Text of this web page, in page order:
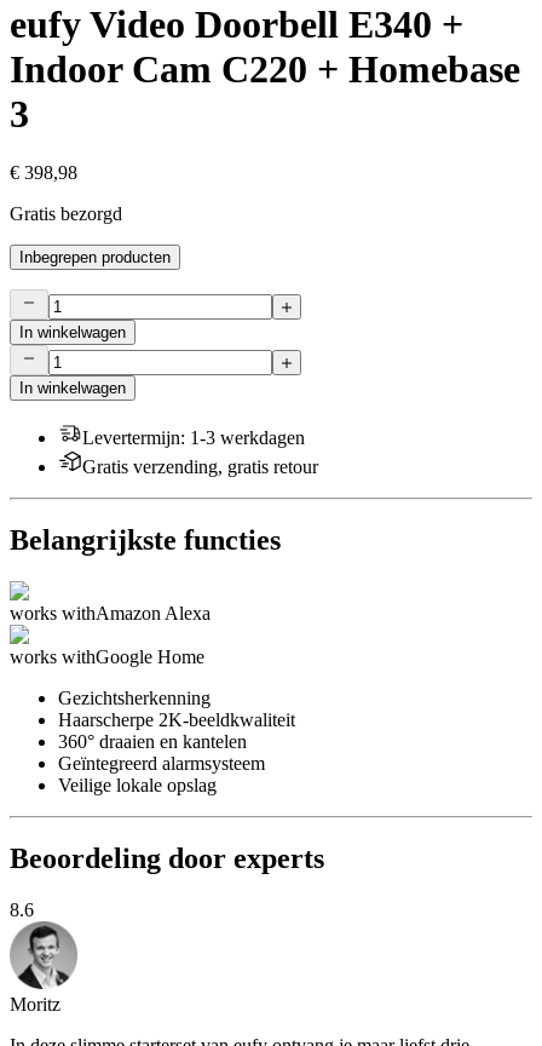
eufy Video Doorbell E340 +
Indoor Cam C220 + Homebase
3
€ 398,98
Gratis bezorgd
Inbegrepen producten
In winkelwagen
In winkelwagen
Levertermijn: 1-3 werkdagen
Gratis verzending, gratis retour
Belangrijkste functies
works withAmazon Alexa
works withGoogle Home
Gezichtsherkenning
Haarscherpe 2K-beeldkwaliteit
360° draaien en kantelen
Geïntegreerd alarmsysteem
Veilige lokale opslag
Beoordeling door experts
8.6
Moritz